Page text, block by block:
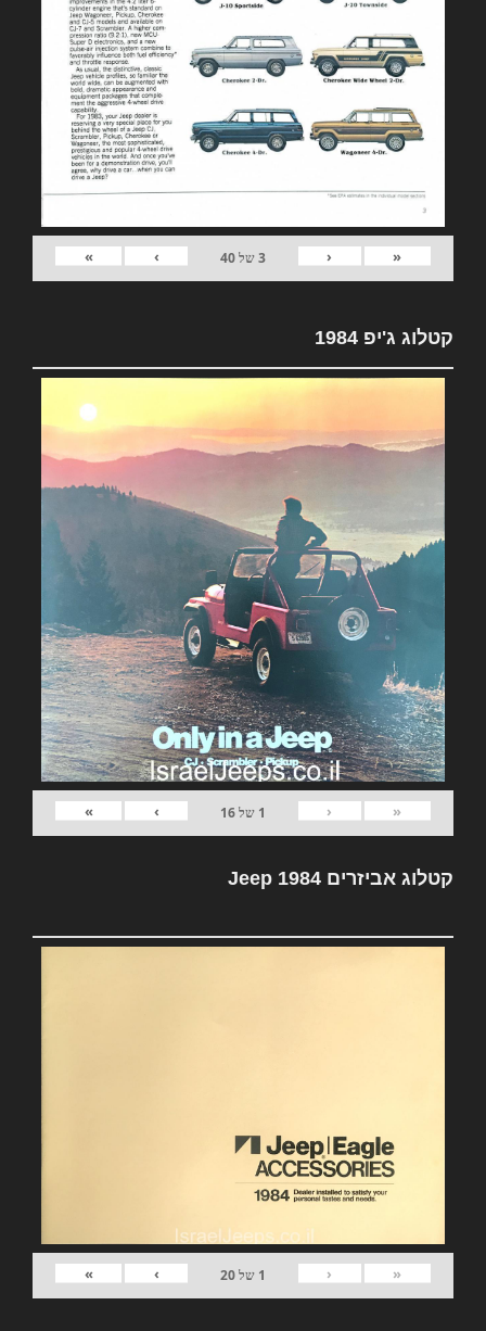
«
‹
3של40
›
»
קטלוג ג'יפ 1984
«
‹
1 של16
›
»
קטלוג אביזרים Jeep 1984
«
‹
1 של20
›
»